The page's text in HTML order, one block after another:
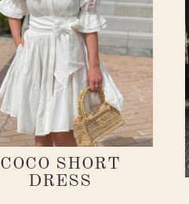
COCO SHORT
DRESS